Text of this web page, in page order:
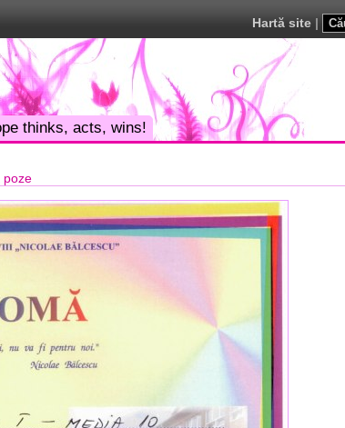
Hartă site
thinks, acts, wins!
poze